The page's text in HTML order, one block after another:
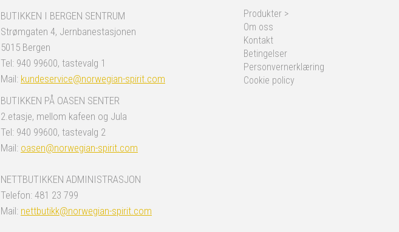
BUTIKKEN I BERGEN SENTRUM
Strømgaten 4, Jernbanestasjonen
5015 Bergen
Tel: 940 99600, tastevalg 1
Mail: kundeservice@norwegian-spirit.com
BUTIKKEN PÅ OASEN SENTER
2.etasje, mellom kafeen og Jula
Tel: 940 99600, tastevalg 2
Mail: oasen@norwegian-spirit.com
NETTBUTIKKEN ADMINISTRASJON
Telefon: 481 23 799
Mail: nettbutikk@norwegian-spirit.com
Produkter >
Om oss
Kontakt
Betingelser
Personvernerklæring
Cookie policy